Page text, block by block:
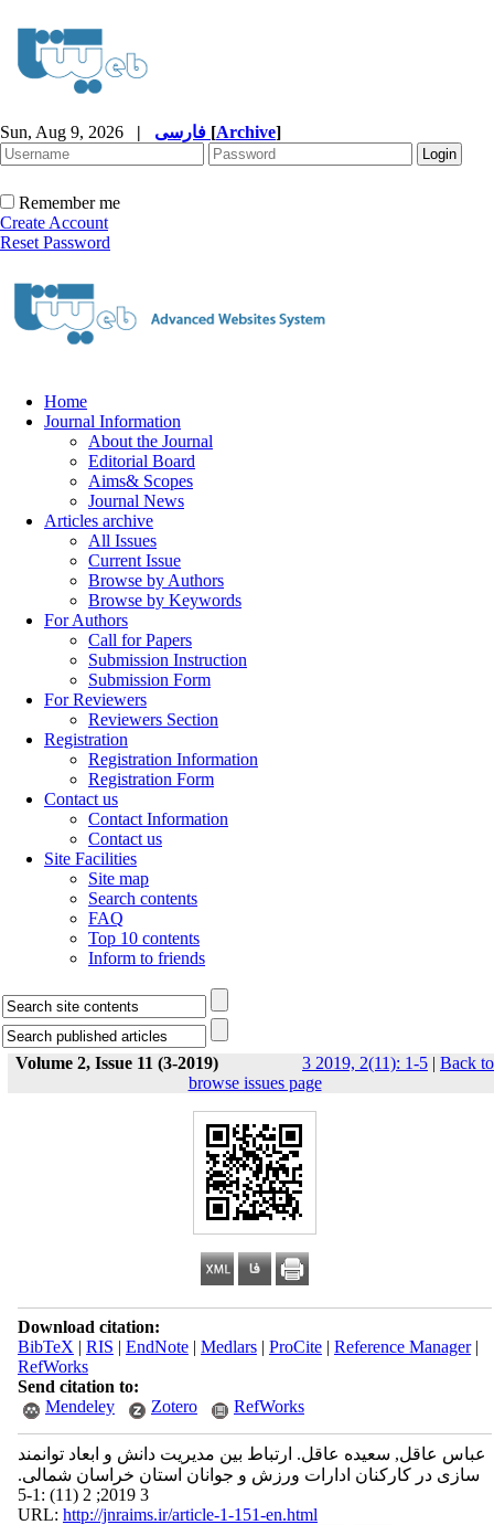
Sun, Aug 9, 2026 | [Archive]
Remember me
Create Account
Reset Password
Home
Journal Information
About the Journal
Editorial Board
Aims& Scopes
Journal News
Articles archive
All Issues
Current Issue
Browse by Authors
Browse by Keywords
For Authors
Call for Papers
Submission Instruction
Submission Form
For Reviewers
Reviewers Section
Registration
Registration Information
Registration Form
Contact us
Contact Information
Contact us
Site Facilities
Site map
Search contents
FAQ
Top 10 contents
Inform to friends
Volume 2, Issue 11 (3-2019) 3 2019, 2(11): 1-5 | Back to
browse issues page
Download citation:
BibTeX | RIS | EndNote| Medlars| ProCite| Reference Manager|
RefWorks
Send citation to:
Mendeley
Zotero RefWorks
عباس عاقل, سعیده عاقل. ارتباط بین مدیریت دانش و ابعاد توانمند
سازی در کارکنان ادارات ورزش و جوانان استان خراسان شمالی.
3 2019; 2 (11) :1-5
URL: http://jnraims.ir/article-1-151-en.html